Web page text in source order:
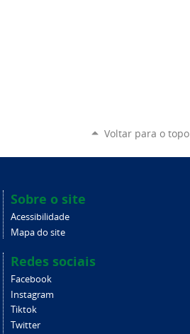
Voltar para o topo
Sobre o site
Acessibilidade
Mapa do site
Redes sociais
Facebook
Instagram
Tiktok
Twitter